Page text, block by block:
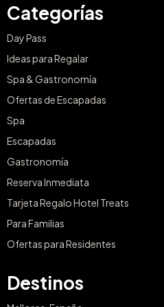
Categorías
Day Pass
Ideas para Regalar
Spa & Gastronomía
Ofertas de Escapadas
Spa
Escapadas
Gastronomía
Reserva Inmediata
Tarjeta Regalo Hotel Treats
Para Familias
Ofertas para Residentes
Destinos